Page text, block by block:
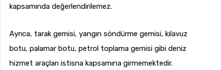
kapsamında değerlendirilemez.
Ayrıca, tarak gemisi, yangın söndürme gemisi, kılavuz
botu, palamar botu, petrol toplama gemisi gibi deniz
hizmet araçları istisna kapsamına girmemektedir.